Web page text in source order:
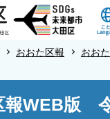
おおた区報
おお
報WEB版